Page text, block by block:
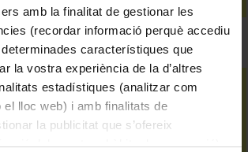
amb la finalitat de gestionar les
(recordar informació perquè accediu
característiques que
la vostra experiència de la d’altres
estadístiques (analitzar com
el lloc web) i amb finalitats de
la publicitat que s’ofereix
dels vostres hàbits de navegació).
de odio y fake news